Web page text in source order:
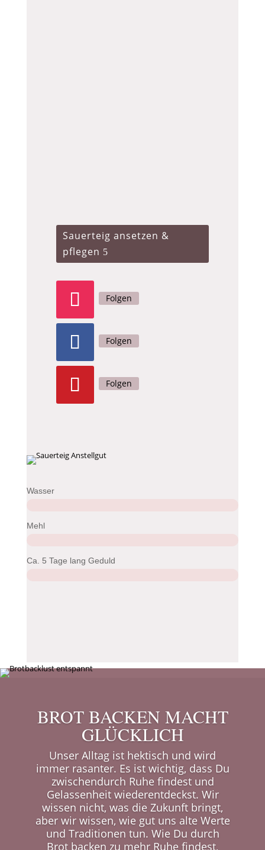
Sauerteig ansetzen &
pflegen
Folgen
Folgen
Folgen
Wasser
Mehl
Ca. 5 Tage lang Geduld
BROT BACKEN MACHT
GLÜCKLICH
Unser Alltag ist hektisch und wird
immer rasanter. Es ist wichtig, dass Du
zwischendurch Ruhe findest und
Gelassenheit wiederentdeckst. Wir
wissen nicht, was die Zukunft bringt,
aber wir wissen, wie gut uns alte Werte
und Traditionen tun. Wie Du durch
Brot backen zu mehr Ruhe findest,